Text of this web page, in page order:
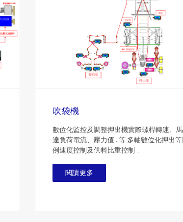
吹袋機
數位化監控及調整押出機實際螺桿轉速、馬
達負荷電流、壓力值…等 多軸數位化押出
例速度控制及供料比重控制 ...
閱讀更多